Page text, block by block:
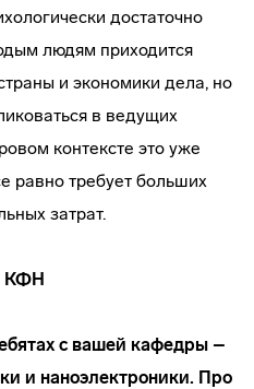
достаточно
людям приходится
и экономики дела, но
в ведущих
контексте это уже
равно требует больших
затрат.
КФН
с вашей кафедры –
и наноэлектроники. Про